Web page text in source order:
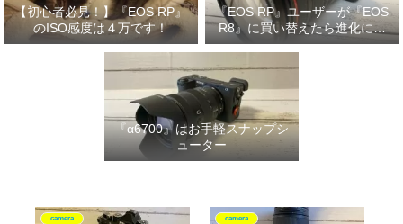
【初心者必見！】『EOS RP』
のISO感度は４万です！
『EOS RP』ユーザーが『EOS
R8』に買い替えたら進化に驚
いた‼
『α6700』はお手軽スナップシ
ューター
camera camera